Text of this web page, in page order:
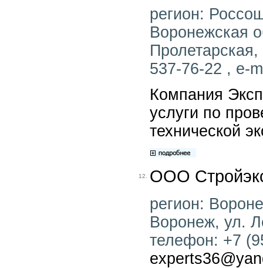
регион:
Воронежская
537-76-22 , e-
Компания
услуги по
технической
12. ООО
регион:
Воронеж, ул.
телефон: +7